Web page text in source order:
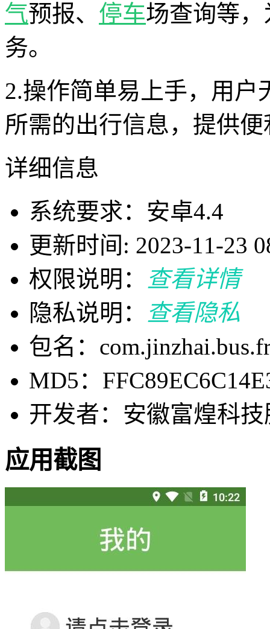
气预报、 停车场查询等
务。
2.操作简单易上手，用
所需的出行信息，提供
详细信息
系统要求：安卓4.4
更新时间: 2023-11-23
权限说明：
查看详情
隐私说明：
查看隐私
包名：
MD5：
开发者：安徽富煌科
应用截图